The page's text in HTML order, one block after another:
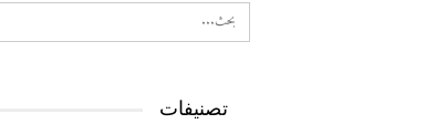
تصنيفات